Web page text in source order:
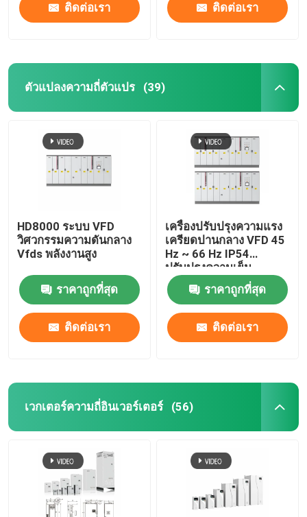
ติดต่อเรา ติดต่อเรา
ตัวแปลงความถี่ตัวแปร (39)
HD8000 ระบบ VFD
วิศวกรรมความดันกลาง
Vfds พลังงานสูง
ราคาถูกที่สุด
ติดต่อเรา
เครื่องปรับปรุงความแรง
เครียดปานกลาง VFD 45
Hz ~ 66 Hz IP54
ปรับปรุงความเย็น
ของเหลว
ราคาถูกที่สุด
ติดต่อเรา
เวกเตอร์ความถี่อินเวอร์เตอร์ (56)